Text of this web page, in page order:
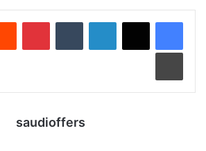
لينكدإن بينتيريست
saudioffers